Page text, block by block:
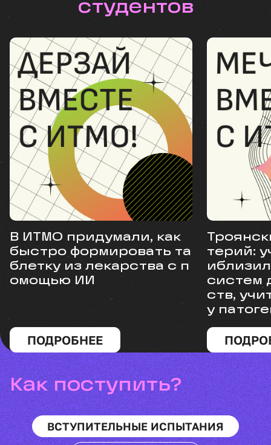
студентов
В ИТМО придумали, как
быстро формировать та
блетку из лекарства с п
омощью ИИ
ПОДРОБНЕЕ
терий:
систем
ств,
у
Как поступить?
ВСТУПИТЕЛЬНЫЕ ИСПЫТАНИЯ